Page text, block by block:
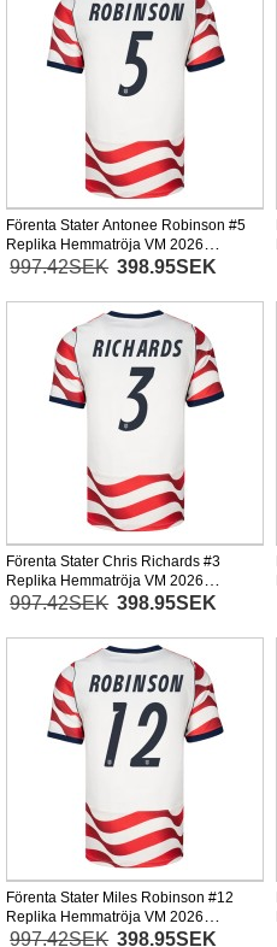
Förenta Stater Antonee Robinson #5
Replika Hemmatröja VM 2026
Kortärmad
997.42SEK 398.95SEK
Förenta Stater Chris Richards #3
Replika Hemmatröja VM 2026
Kortärmad
997.42SEK 398.95SEK
Förenta Stater Miles Robinson #12
Replika Hemmatröja VM 2026
Kortärmad
997.42SEK 398.95SEK